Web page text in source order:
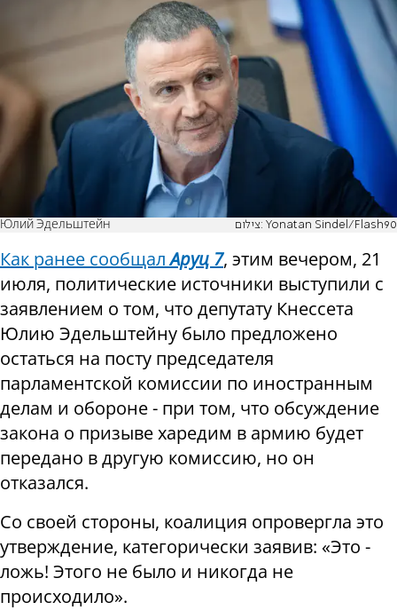
Юлий Эдельштейн צילום: Yonatan Sindel/Flash90
Как ранее сообщалАруц 7, этим вечером, 21
июля, политические источники выступили с
заявлением о том, что депутату Кнессета
Юлию Эдельштейну было предложено
остаться на посту председателя
парламентской комиссии по иностранным
делам и обороне - при том, что обсуждение
закона о призыве харедим в армию будет
передано в другую комиссию, но он
отказался.
Со своей стороны, коалиция опровергла это
утверждение, категорически заявив: «Это -
ложь! Этого не было и никогда не
происходило».